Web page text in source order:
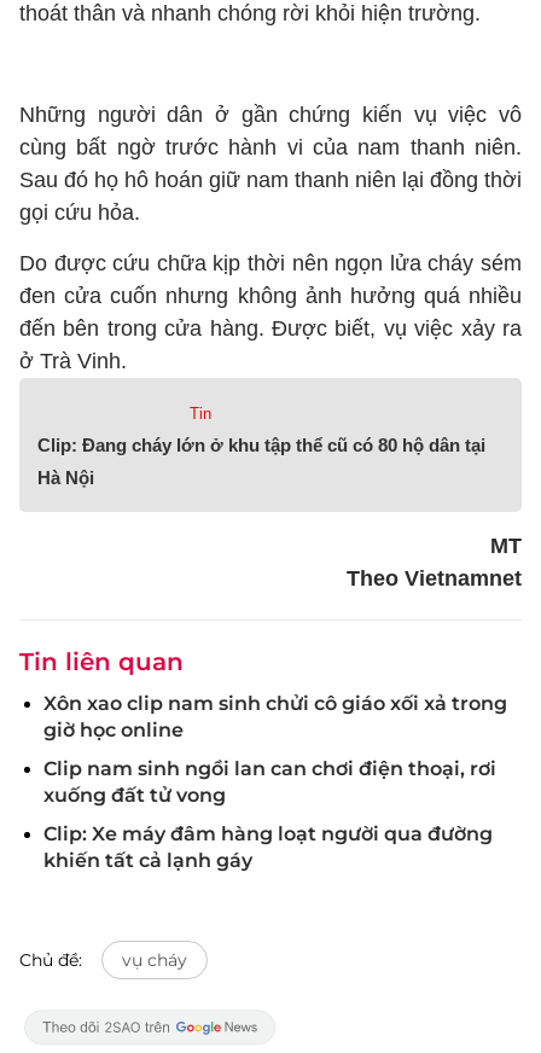
thoát thân và nhanh chóng rời khỏi hiện trường.
Những người dân ở gần chứng kiến vụ việc vô
cùng bất ngờ trước hành vi của nam thanh niên.
Sau đó họ hô hoán giữ nam thanh niên lại đồng thời
gọi cứu hỏa.
Do được cứu chữa kịp thời nên ngọn lửa cháy sém
đen cửa cuốn nhưng không ảnh hưởng quá nhiều
đến bên trong cửa hàng. Được biết, vụ việc xảy ra
ở Trà Vinh.
Tin
Clip: Đang cháy lớn ở khu tập thể cũ có 80 hộ dân tại
Hà Nội
MT
Theo Vietnamnet
Tin liên quan
Xôn xao clip nam sinh chửi cô giáo xối xả trong
giờ học online
Clip nam sinh ngồi lan can chơi điện thoại, rơi
xuống đất tử vong
Clip: Xe máy đâm hàng loạt người qua đường
khiến tất cả lạnh gáy
Chủ đề: vụ cháy